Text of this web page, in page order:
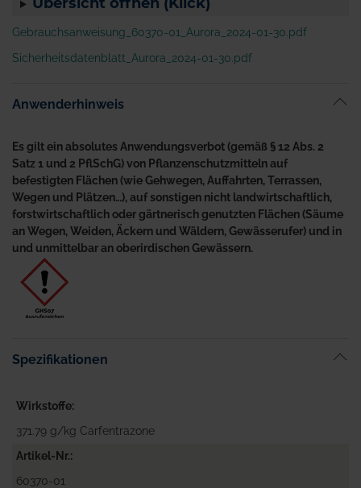
Gebrauchsanweisung_60370-01_Aurora_2024-01-30.pdf
Sicherheitsdatenblatt_Aurora_2024-01-30.pdf
Anwenderhinweis
Es gilt ein absolutes Anwendungsverbot (gemäß § 12 Abs. 2
Satz 1 und 2 PflSchG) von Pflanzenschutzmitteln auf
befestigten Flächen (wie Gehwegen, Auffahrten, Terrassen,
Wegen und Plätzen…), auf sonstigen nicht landwirtschaftlich,
forstwirtschaftlich oder gärtnerisch genutzten Flächen (Säume
an Wegen, Weiden, Äckern und Wäldern, Gewässerufer) und in
und unmittelbar an oberirdischen Gewässern.
Spezifikationen
Wirkstoffe
371.79 g/kg Carfentrazone
Artikel-Nr.
60370-01